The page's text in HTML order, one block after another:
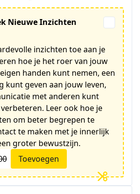
Nieuwe Inzichten
inzichten toe aan je
hoe je het roer van jouw
handen kunt nemen, een
kunt geven aan jouw leven,
met anderen kunt
Leer ook hoe je
om beter begrepen te
te maken met je innerlijk
groter bewustzijn.
Toevoegen